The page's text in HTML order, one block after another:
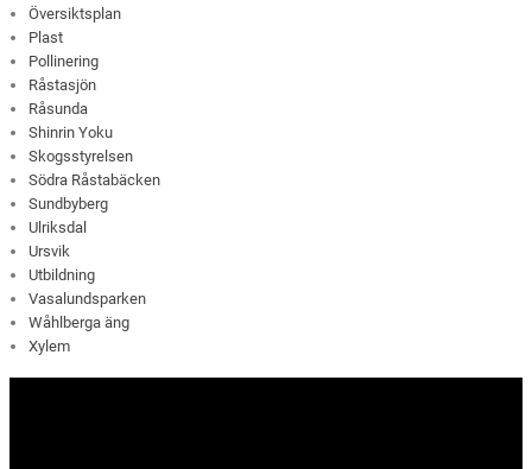
Översiktsplan
Plast
Pollinering
Råstasjön
Råsunda
Shinrin Yoku
Skogsstyrelsen
Södra Råstabäcken
Sundbyberg
Ulriksdal
Ursvik
Utbildning
Vasalundsparken
Wåhlberga äng
Xylem